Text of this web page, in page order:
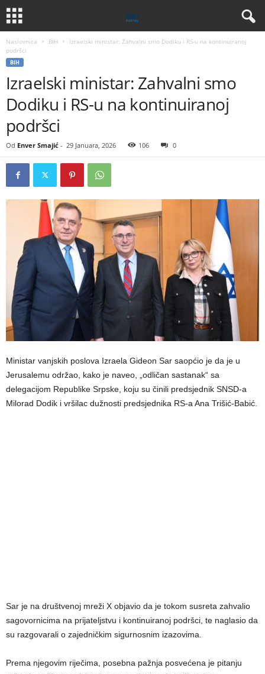
Naslovnica BIH
Izraelski ministar: Zahvalni smo Dodiku i RS-u na kontinuiranoj
podršci
BIH
Izraelski ministar: Zahvalni smo
Dodiku i RS-u na kontinuiranoj
podršci
Od Enver Smajić - 29 Januara, 2026 106 0
Ministar vanjskih poslova Izraela Gideon Sar saopćio je da je u
Jerusalemu održao, kako je naveo, „odličan sastanak“ sa
delegacijom Republike Srpske, koju su činili predsjednik SNSD-a
Milorad Dodik i vršilac dužnosti predsjednika RS-a Ana Trišić-Babić.
Sar je na društvenoj mreži X objavio da je tokom susreta zahvalio
sagovornicima na prijateljstvu i kontinuiranoj podršci, te naglasio da
su razgovarali o zajedničkim sigurnosnim izazovima.
Prema njegovim riječima, posebna pažnja posvećena je pitanju